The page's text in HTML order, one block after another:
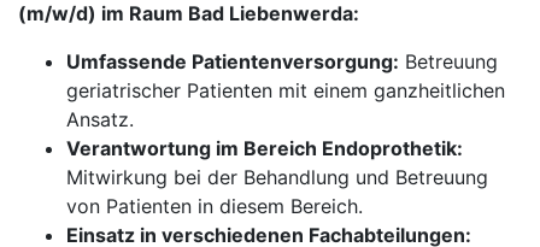
(m/w/d) im Raum Bad Liebenwerda:
Umfassende Patientenversorgung: Betreuung
geriatrischer Patienten mit einem ganzheitlichen
Ansatz.
Verantwortung im Bereich Endoprothetik:
Mitwirkung bei der Behandlung und Betreuung
von Patienten in diesem Bereich.
Einsatz in verschiedenen Fachabteilungen: